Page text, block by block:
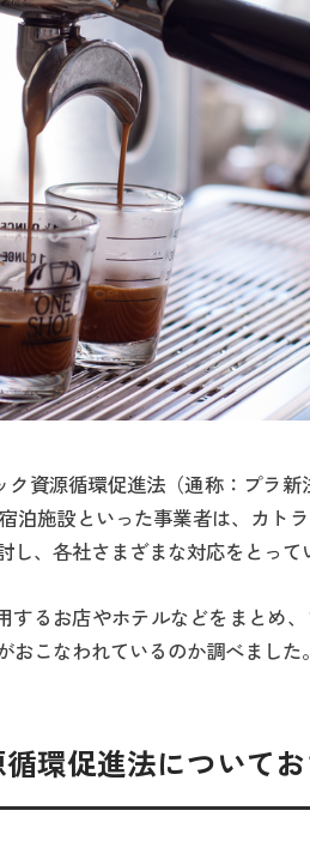
資源循環促進法（通称：プラ新
泊施設といった事業者は、カト
し、各社さまざまな対応をとって
るお店やホテルなどをまとめ
こなわれているのか調べました。
環促進法について